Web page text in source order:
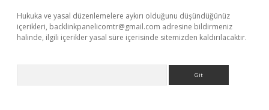
Hukuka ve yasal düzenlemelere aykırı olduğunu düşündüğünüz
içerikleri, backlinkpanelicomtr@gmail.com adresine bildirmeniz
halinde, ilgili içerikler yasal süre içerisinde sitemizden kaldırılacaktır.